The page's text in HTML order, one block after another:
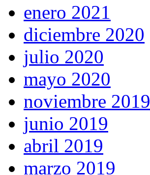
enero 2021
diciembre 2020
julio 2020
mayo 2020
noviembre 2019
junio 2019
abril 2019
marzo 2019